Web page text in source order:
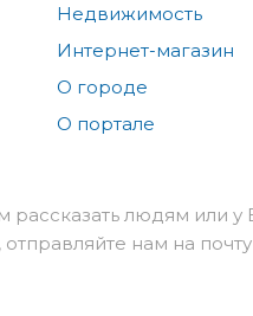
Недвижимость
Интернет-магазин
О городе
О портале
рассказать людям или у
отправляйте нам на почту